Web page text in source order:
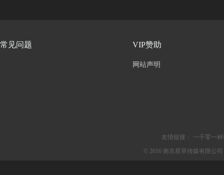
常见问题 VIP赞助
网站声明
友情链接：
一千零一
© 2016 南京星萃传媒有限公司